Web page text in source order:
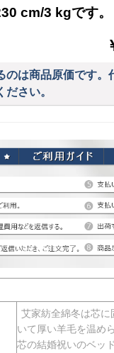
cm/3 kgです。
のは商品原価です。
さい。
艾家紡全綿冬は芯に
いて厚い羊毛を温め
芯の結婚祝いのベッ